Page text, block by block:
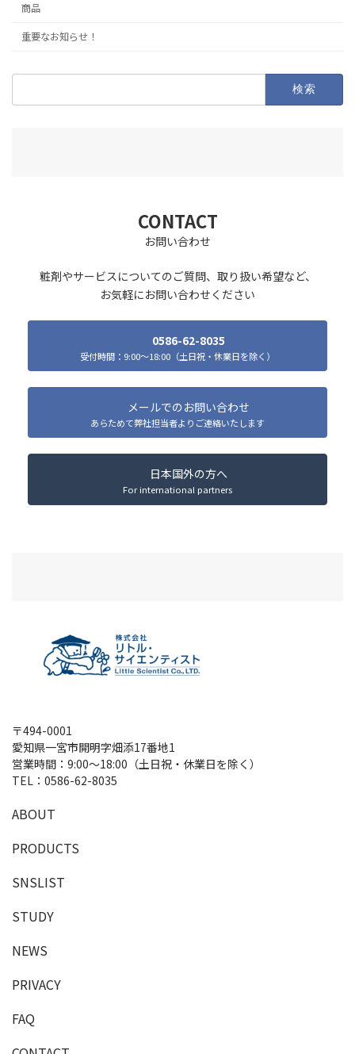
商品
重要なお知らせ！
検
CONTACT
お問い合わせ
粧剤やサービスについてのご質問、取り扱い希望など、
お気軽にお問い合わせください
0586-62-8035
受付時間：9:00～18:00（土日祝・休業日を除く）
メールでのお問い合わせ
あらためて弊社担当者よりご連絡いたします
日本国外の方へ
For international partners
〒494-0001
愛知県一宮市開明字畑添17番地1
営業時間：9:00～18:00（土日祝・休業日を除く）
TEL： 0586-62-8035
ABOUT
PRODUCTS
SNSLIST
STUDY
NEWS
PRIVACY
FAQ